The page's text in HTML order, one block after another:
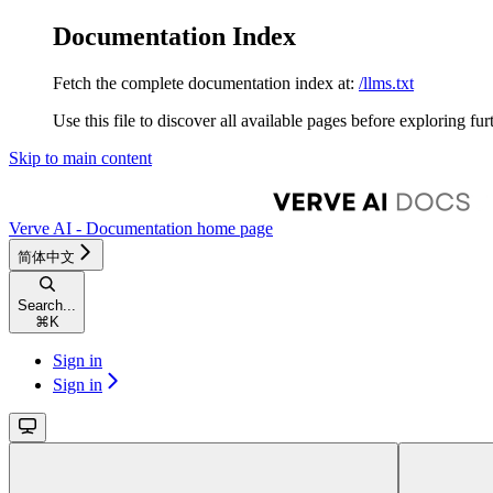
Documentation Index
Fetch the complete documentation index at: /llms.txt
Use this file to discover all available pages before exploring
Skip to main content
Verve AI - Documentation home page
简体中文
Search...
⌘ K
Sign in
Sign in